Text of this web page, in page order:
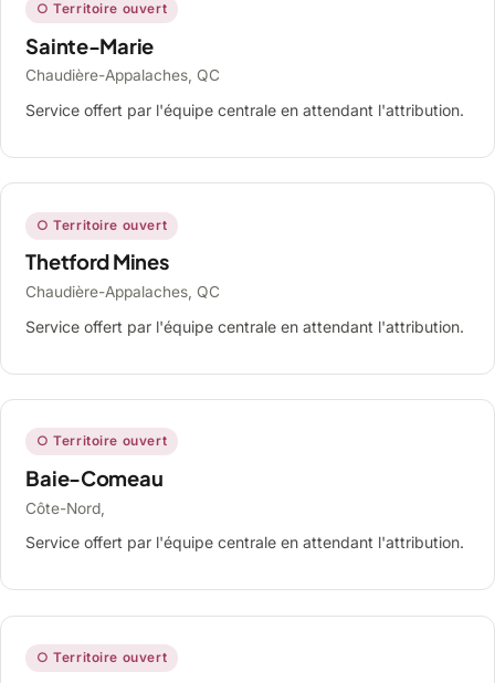
○ Territoire ouvert
Sainte-Marie
Chaudière-Appalaches, QC
Service offert par l'équipe centrale en attendant l'attribution.
○ Territoire ouvert
Thetford Mines
Chaudière-Appalaches, QC
Service offert par l'équipe centrale en attendant l'attribution.
○ Territoire ouvert
Baie-Comeau
Côte-Nord,
Service offert par l'équipe centrale en attendant l'attribution.
○ Territoire ouvert